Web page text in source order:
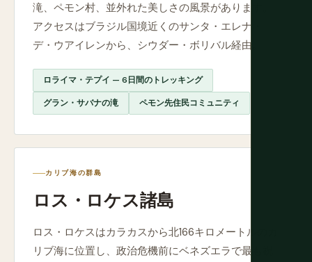
滝、ペモン村、並外れた美しさの風景があります。
アクセスはブラジル国境近くのサンタ・エレナ・
デ・ウアイレンから、シウダー・ボリバル経由。
ロライマ・テプイ — 6日間のトレッキング
グラン・サバナの滝 ペモン先住民コミュニティ
カリブ海の群島
ロス・ロケス諸島
ロス・ロケスはカラカスから北166キロメートルのカ
リブ海に位置し、政治危機前にベネズエラで最も祝